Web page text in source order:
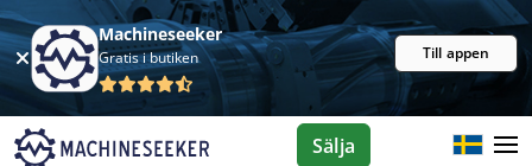
Machineseeker
Gratis i butiken Till appen
Sälja